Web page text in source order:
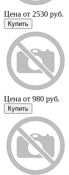
Цена от 2530 руб.
Купить
Цена от 980 руб.
Купить